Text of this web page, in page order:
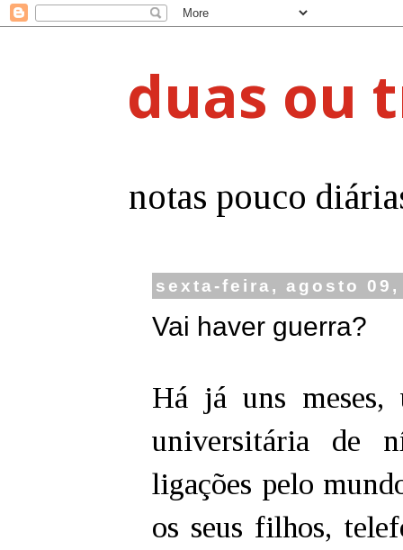
duas ou
notas pouco
sexta-feira, agosto 09,
Vai haver guerra?
Há já uns meses,
universitária de
ligações pelo
os seus filhos,